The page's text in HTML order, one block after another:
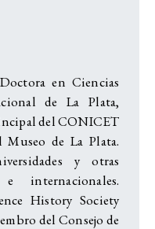
en Ciencias
de La Plata,
del CONICET
de La Plata.
y otras
internacionales.
History Society
del Consejo de